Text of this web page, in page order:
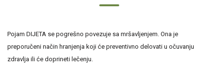
Pojam DIJETA se pogrešno povezuje sa mršavljenjem. Ona je
preporučeni način hranjenja koji će preventivno delovati u očuvanju
zdravlja ili će doprineti lečenju.